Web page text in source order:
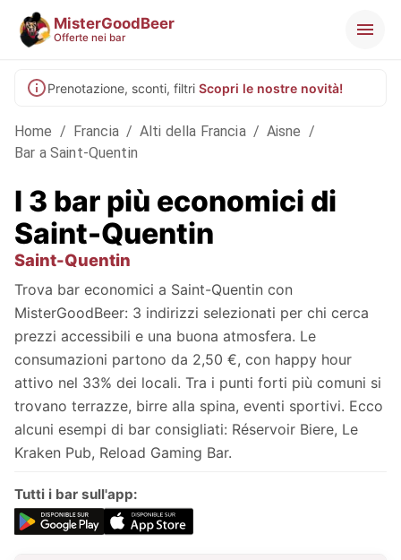
MisterGoodBeer
Offerte nei bar
Prenotazione, sconti, filtri Scopri le nostre novità!
Home / Francia / Alti della Francia / Aisne /
Bar a Saint-Quentin
I 3 bar più economici di
Saint-Quentin
Saint-Quentin
Trova bar economici a Saint-Quentin con
MisterGoodBeer: 3 indirizzi selezionati per chi cerca
prezzi accessibili e una buona atmosfera. Le
consumazioni partono da 2,50 €, con happy hour
attivo nel 33% dei locali. Tra i punti forti più comuni si
trovano terrazze, birre alla spina, eventi sportivi. Ecco
alcuni esempi di bar consigliati: Réservoir Biere, Le
Kraken Pub, Reload Gaming Bar.
Tutti i bar sull'app: